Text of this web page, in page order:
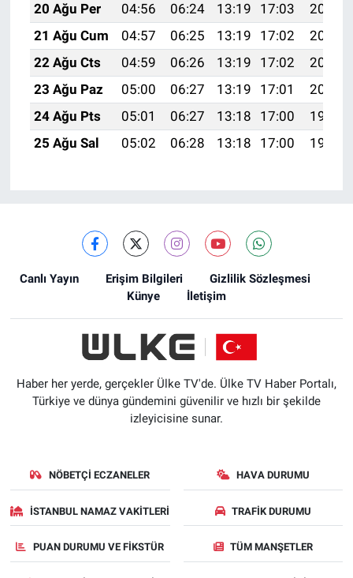
20 Ağu Per
04:56 06:24 13:19 17:03
20:05
21 Ağu Cum
04:57 06:25 13:19 17:02
20:04
22 Ağu Cts
04:59 06:26 13:19 17:02
20:02
23 Ağu Paz
05:00 06:27 13:19 17:01
20:01
24 Ağu Pts
05:01 06:27 13:18 17:00
19:59
25 Ağu Sal
05:02 06:28 13:18 17:00 19:58
Canlı Yayın Erişim Bilgileri
Gizlilik Sözleşmesi
Künye
İletişim
Haber her yerde, gerçekler Ülke TV'de. Ülke TV Haber Portalı,
Türkiye ve dünya gündemini güvenilir ve hızlı bir şekilde
izleyicisine sunar.
NÖBETÇI ECZANELER HAVA DURUMU
İSTANBUL NAMAZ VAKITLERI TRAFIK DURUMU
PUAN DURUMU VE FIKSTÜR TÜM MANŞETLER